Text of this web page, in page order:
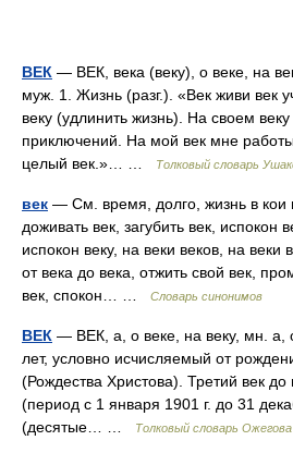
ВЕК — ВЕК, века (веку), о веке, на
муж. 1. Жизнь (разг.). «Век живи век
веку (удлинить жизнь). На своем
приключений. На мой век мне работы
целый век.»… …
Толковый словарь
век — См. время, долго, жизнь в кои
доживать век, загубить век, испокон
испокон веку, на веки веков, на веки
от века до века, отжить свой век,
век, спокон… …
Словарь синонимов
ВЕК — ВЕК, а, о веке, на веку, мн. а,
лет, условно исчисляемый от
(Рождества Христова). Третий век
(период с 1 января 1901 г. до 31
(десятые… …
Толковый словарь Ожегова